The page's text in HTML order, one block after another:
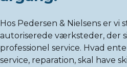
Hos Pedersen & Nielsens er vi
autoriserede værksteder, der
professionel service. Hvad
service, reparation, skal have